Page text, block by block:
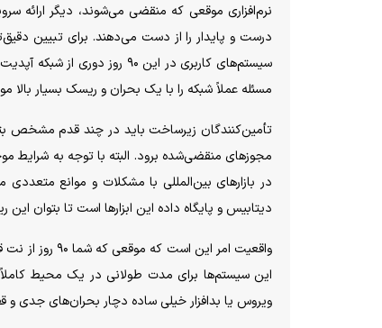
نرم‌افزاری موقعی که منقضی می‌شوند، دیگر ارائه
درست و پایدار را از دست می‌دهند. برای تبیین
سیستم‌های کاربری در این ۹۰
مسئله عملاً شبکه را با یک بحران و ریسک بسیار بالا
تأمین‌کنندگان زیرساخت باید در چند قدم مشخص
مجوز‌های منقضی‌شده برود. البته با توجه به شرایط
در بازار‌های بین‌المللی با مشکلات و موانع
دیتابیس و پایگاه داده این ابزار‌ها است تا بتوان
این سیستم‌ها برای مدت طولانی در یک محیط کاملاً
ویروس یا بدافزار خیلی ساده دچار بحران‌های جدی